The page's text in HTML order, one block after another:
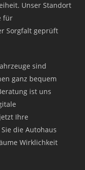
Unser Standort
für
Sorgfalt geprüft
sind
ganz bequem
ist uns
Ihre
die Autohaus
Wirklichkeit